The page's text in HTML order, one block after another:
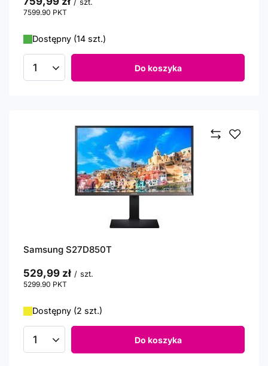
7599.90 PKT
Dostępny (14 szt.)
Ilość produktów Do koszyka
Samsung S27D850T
529,99 zł / szt.
5299.90 PKT
Dostępny (2 szt.)
Ilość produktów Do koszyka